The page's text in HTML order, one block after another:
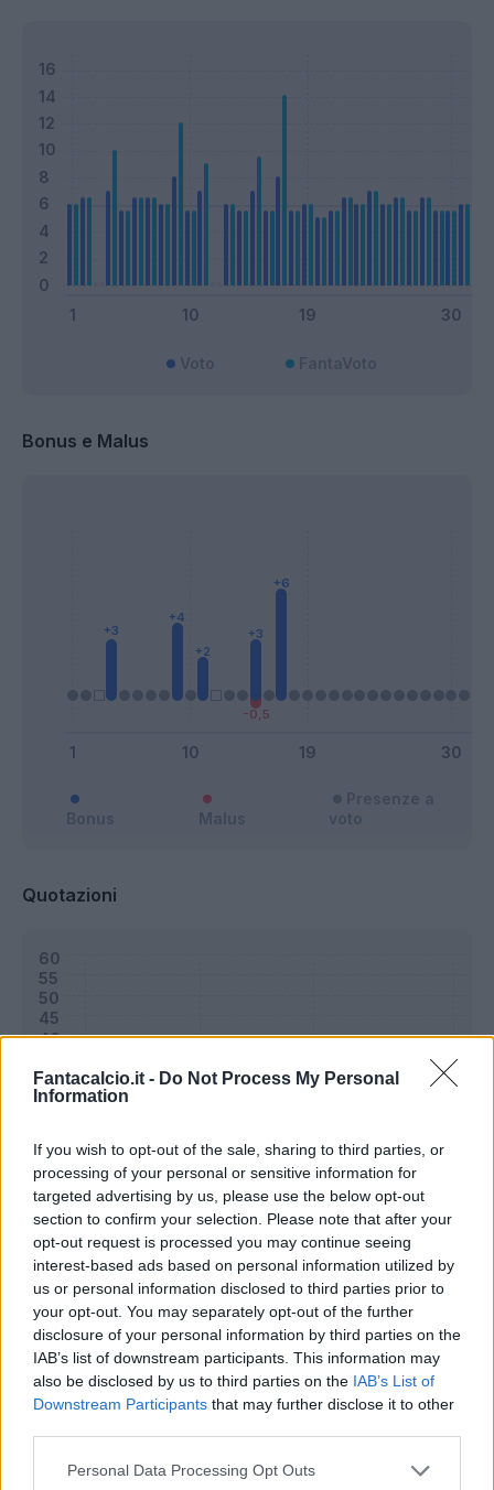
Fantacalcio.it - Do Not Process My Personal
Information
If you wish to opt-out of the sale, sharing to third parties, or
processing of your personal or sensitive information for
targeted advertising by us, please use the below opt-out
section to confirm your selection. Please note that after your
opt-out request is processed you may continue seeing
interest-based ads based on personal information utilized by
us or personal information disclosed to third parties prior to
your opt-out. You may separately opt-out of the further
disclosure of your personal information by third parties on the
IAB’s list of downstream participants. This information may
also be disclosed by us to third parties on the IAB’s List of
Downstream Participants that may further disclose it to other
Personal Data Processing Opt Outs
Bonus e Malus
Quotazioni
Classic Mantra
Riepilogo stagione
Titolare 25 - 65%
Entrato 11 - 28%
Squalificato 0 - 0